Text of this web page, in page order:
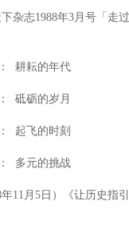
杂志1988年3月号「走
耕耘的年代
砥砺的岁月
起飞的时刻
多元的挑战
年11月5日）《让历史指